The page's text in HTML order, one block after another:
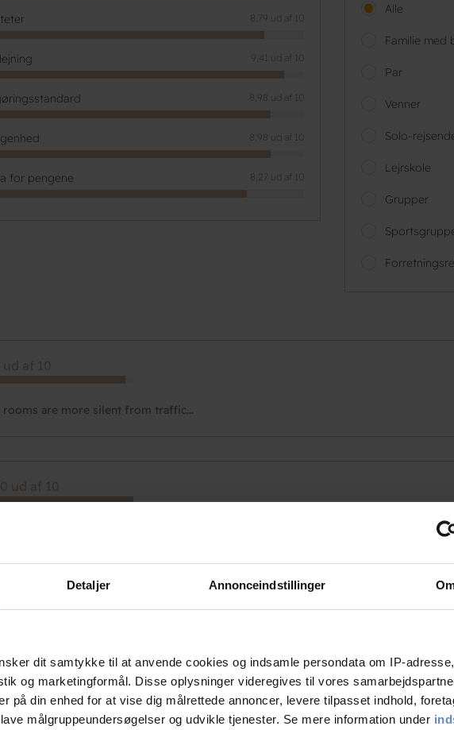
Detaljer Annonceindstillinger
dit samtykke til at anvende cookies og indsamle persondata om IP-
og marketingformål. Disse oplysninger videregives til vores
på din enhed for at vise dig målrettede annoncer, levere tilpasset indhold,
målgruppeundersøgelser og udvikle tjenester. Se mere information under
8,79 ud af 10
9,41 ud af 10
8,98 ud af 10
8,98 ud af 10
for pengene 8,27 ud af 10
Alle
Familie med
Par
Venner
Solo-
Lejrskole
Grupper
ud af 10
rooms are more silent from traffic...
ud af 10
vi var familie mor og datter voksne så rejse uden børn. Fine comfort værelse.
kaldes handicapvenligt men det er ikke et eneste greb derude sat ved toilettet
støttede i siden man kan køre ned. Hvis bare nogle få af toiletterne havde dette
det ældrevenlige samt handicapvenligt.
ud af 10